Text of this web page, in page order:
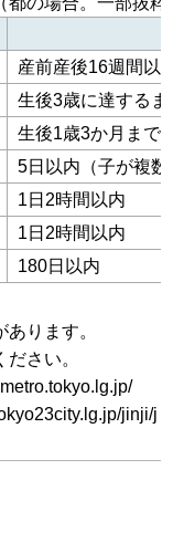
産前産後16週間以
生後3歳に達するま
生後1歳3か月まで
5日以内（子が複
1日2時間以内
1日2時間以内
180日以内
ります。
さい。
jinji/j